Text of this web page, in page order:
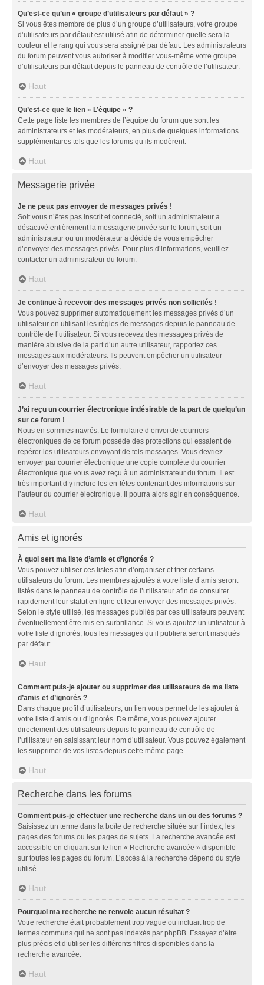
Qu’est-ce qu’un « groupe d’utilisateurs par défaut » ?
Si vous êtes membre de plus d’un groupe d’utilisateurs, votre groupe
d’utilisateurs par défaut est utilisé afin de déterminer quelle sera la
couleur et le rang qui vous sera assigné par défaut. Les administrateurs
du forum peuvent vous autoriser à modifier vous-même votre groupe
d’utilisateurs par défaut depuis le panneau de contrôle de l’utilisateur.
Haut
Qu’est-ce que le lien « L’équipe » ?
Cette page liste les membres de l’équipe du forum que sont les
administrateurs et les modérateurs, en plus de quelques informations
supplémentaires tels que les forums qu’ils modèrent.
Haut
Messagerie privée
Je ne peux pas envoyer de messages privés !
Soit vous n’êtes pas inscrit et connecté, soit un administrateur a
désactivé entièrement la messagerie privée sur le forum, soit un
administrateur ou un modérateur a décidé de vous empêcher
d’envoyer des messages privés. Pour plus d’informations, veuillez
contacter un administrateur du forum.
Haut
Je continue à recevoir des messages privés non sollicités !
Vous pouvez supprimer automatiquement les messages privés d’un
utilisateur en utilisant les règles de messages depuis le panneau de
contrôle de l’utilisateur. Si vous recevez des messages privés de
manière abusive de la part d’un autre utilisateur, rapportez ces
messages aux modérateurs. Ils peuvent empêcher un utilisateur
d’envoyer des messages privés.
Haut
J’ai reçu un courrier électronique indésirable de la part de quelqu’un
sur ce forum !
Nous en sommes navrés. Le formulaire d’envoi de courriers
électroniques de ce forum possède des protections qui essaient de
repérer les utilisateurs envoyant de tels messages. Vous devriez
envoyer par courrier électronique une copie complète du courrier
électronique que vous avez reçu à un administrateur du forum. Il est
très important d’y inclure les en-têtes contenant des informations sur
l’auteur du courrier électronique. Il pourra alors agir en conséquence.
Haut
Amis et ignorés
À quoi sert ma liste d’amis et d’ignorés ?
Vous pouvez utiliser ces listes afin d’organiser et trier certains
utilisateurs du forum. Les membres ajoutés à votre liste d’amis seront
listés dans le panneau de contrôle de l’utilisateur afin de consulter
rapidement leur statut en ligne et leur envoyer des messages privés.
Selon le style utilisé, les messages publiés par ces utilisateurs peuvent
éventuellement être mis en surbrillance. Si vous ajoutez un utilisateur à
votre liste d’ignorés, tous les messages qu’il publiera seront masqués
par défaut.
Haut
Comment puis-je ajouter ou supprimer des utilisateurs de ma liste
d’amis et d’ignorés ?
Dans chaque profil d’utilisateurs, un lien vous permet de les ajouter à
votre liste d’amis ou d’ignorés. De même, vous pouvez ajouter
directement des utilisateurs depuis le panneau de contrôle de
l’utilisateur en saisissant leur nom d’utilisateur. Vous pouvez également
les supprimer de vos listes depuis cette même page.
Haut
Recherche dans les forums
Comment puis-je effectuer une recherche dans un ou des forums ?
Saisissez un terme dans la boîte de recherche située sur l’index, les
pages des forums ou les pages de sujets. La recherche avancée est
accessible en cliquant sur le lien « Recherche avancée » disponible
sur toutes les pages du forum. L’accès à la recherche dépend du style
utilisé.
Haut
Pourquoi ma recherche ne renvoie aucun résultat ?
Votre recherche était probablement trop vague ou incluait trop de
termes communs qui ne sont pas indexés par phpBB. Essayez d’être
plus précis et d’utiliser les différents filtres disponibles dans la
recherche avancée.
Haut